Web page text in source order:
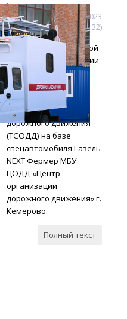
Новости
18октября2023
(13:08:32)
Отгрузка передвижной
дорожной лаборатории
диагностики и
эксплуатации
технических средств
организации
дорожного движения
(ТСОДД) на базе
спецавтомобиля Газель
NEXT Фермер МБУ
ЦОДД «Центр
организации
дорожного движения» г.
Кемерово.
Полный текст